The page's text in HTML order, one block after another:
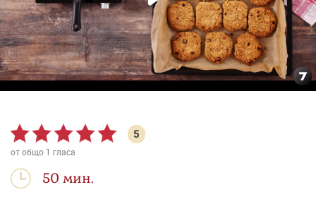
5
от общо 1 гласа
50 мин.